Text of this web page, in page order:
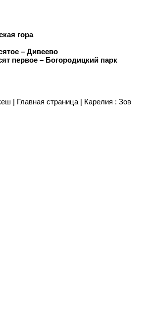
гора
– Дивеево
первое – Богородицкий парк
| Главная страница | Карелия : Зов